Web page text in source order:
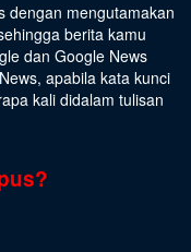
dengan mengutamakan
berita kamu
dan Google News
apabila kata kunci
kali didalam tulisan